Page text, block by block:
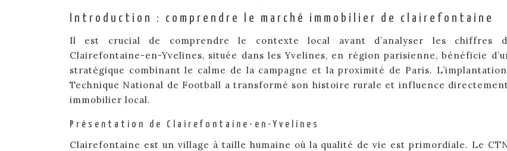
Introduction : comprendre le marché immobilier de clairefontaine
Il est crucial de comprendre le contexte local avant d’analyser les chiffres
Clairefontaine-en-Yvelines, située dans les Yvelines, en région parisienne, bénéficie
stratégique combinant le calme de la campagne et la proximité de Paris.
Technique National de Football a transformé son histoire rurale et influence
immobilier local.
Présentation de Clairefontaine-en-Yvelines
Clairefontaine est un village à taille humaine où la qualité de vie est primordiale. Le